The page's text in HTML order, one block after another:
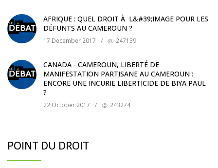
AFRIQUE : QUEL DROIT À L&#39;IMAGE POUR LES
DÉFUNTS AU CAMEROUN ?
17 December 2017 / 247139
CANADA - CAMEROUN, LIBERTÉ DE
MANIFESTATION PARTISANE AU CAMEROUN :
ENCORE UNE INCURIE LIBERTICIDE DE BIYA PAUL
?
22 October 2017 / 243274
POINT DU DROIT